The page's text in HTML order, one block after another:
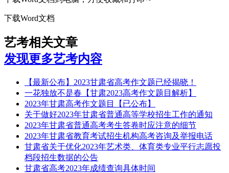
下载Word文档
艺考相关文章
发现更多艺考内容
【最新公布】2023甘肃省高考作文题已经揭晓！
一花独放不是春【甘肃2023高考作文题目解析】
2023年甘肃高考作文题目【已公布】
关于做好2023年甘肃省普通高等学校招生工作的通知
2023年甘肃省普通高考考生答卷时应注意的细节
2023年甘肃省教育考试招生机构高考咨询及举报电话
甘肃省关于优化2023年艺术类、体育类专业平行志愿投
档段招生数据的公告
甘肃省高考2023年成绩查询具体时间